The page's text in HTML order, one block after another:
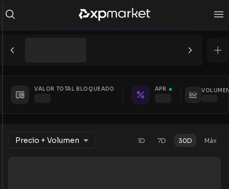
VALOR TOTAL BLOQUEADO APR
Precio + Volumen 1D 7D 30D Máx